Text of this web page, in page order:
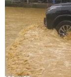
Tổng thống Mỹ
Trong cuộc
thống Mỹ
cho Hy Lạp,